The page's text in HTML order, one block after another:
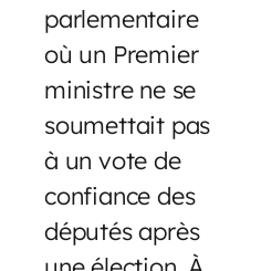
parlementaire
où un Premier
ministre ne se
soumettait pas
à un vote de
confiance des
députés après